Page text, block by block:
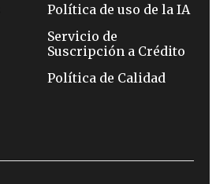
Política de uso de la IA
Servicio de
Suscripción a Crédito
Política de Calidad